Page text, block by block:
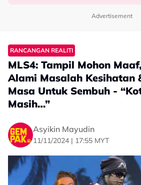
Advertisement
RANCANGAN REALITI
MLS4: Tampil Mohon
Alami Masalah Kesihatan
Masa Untuk Sembuh -
Masih…”
Asyikin Mayudin
11/11/2024 | 17:55 MYT